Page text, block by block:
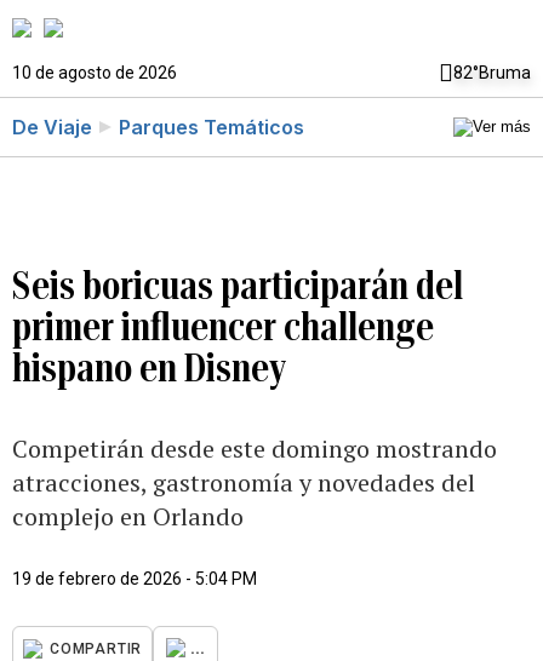
10 de agosto de 2026 82°Bruma
De Viaje Parques Temáticos
Seis boricuas participarán del
primer influencer challenge
hispano en Disney
Competirán desde este domingo mostrando
atracciones, gastronomía y novedades del
complejo en Orlando
19 de febrero de 2026 - 5:04 PM
COMPARTIR ...